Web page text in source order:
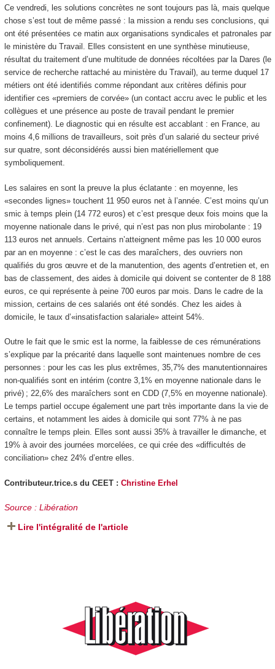
Ce vendredi, les solutions concrètes ne sont toujours pas là, mais quelque
chose s’est tout de même passé : la mission a rendu ses conclusions, qui
ont été présentées ce matin aux organisations syndicales et patronales par
le ministère du Travail. Elles consistent en une synthèse minutieuse,
résultat du traitement d’une multitude de données récoltées par la Dares (le
service de recherche rattaché au ministère du Travail), au terme duquel 17
métiers ont été identifiés comme répondant aux critères définis pour
identifier ces «premiers de corvée» (un contact accru avec le public et les
collègues et une présence au poste de travail pendant le premier
confinement). Le diagnostic qui en résulte est accablant : en France, au
moins 4,6 millions de travailleurs, soit près d’un salarié du secteur privé
sur quatre, sont déconsidérés aussi bien matériellement que
symboliquement.
Les salaires en sont la preuve la plus éclatante : en moyenne, les
«secondes lignes» touchent 11 950 euros net à l’année. C’est moins qu’un
smic à temps plein (14 772 euros) et c’est presque deux fois moins que la
moyenne nationale dans le privé, qui n’est pas non plus mirobolante : 19
113 euros net annuels. Certains n’atteignent même pas les 10 000 euros
par an en moyenne : c’est le cas des maraîchers, des ouvriers non
qualifiés du gros œuvre et de la manutention, des agents d’entretien et, en
bas de classement, des aides à domicile qui doivent se contenter de 8 188
euros, ce qui représente à peine 700 euros par mois. Dans le cadre de la
mission, certains de ces salariés ont été sondés. Chez les aides à
domicile, le taux d’«insatisfaction salariale» atteint 54%.
Outre le fait que le smic est la norme, la faiblesse de ces rémunérations
s’explique par la précarité dans laquelle sont maintenues nombre de ces
personnes : pour les cas les plus extrêmes, 35,7% des manutentionnaires
non-qualifiés sont en intérim (contre 3,1% en moyenne nationale dans le
privé) ; 22,6% des maraîchers sont en CDD (7,5% en moyenne nationale).
Le temps partiel occupe également une part très importante dans la vie de
certains, et notamment les aides à domicile qui sont 77% à ne pas
connaître le temps plein. Elles sont aussi 35% à travailler le dimanche, et
19% à avoir des journées morcelées, ce qui crée des «difficultés de
conciliation»chez 24% d’entre elles.
Contributeur.trice.s du CEET : Christine Erhel
Source : Libération
Lire l'intégralité de l'article